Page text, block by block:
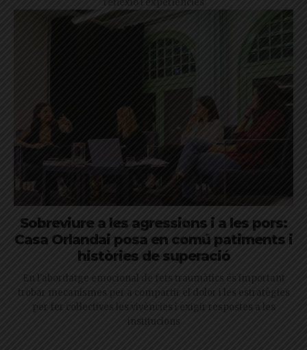
reflexió i experiències
Sobreviure a les agressions i a les pors:
Casa Orlandai posa en comú patiments i
històries de superació
En l'abordatge emocional de fets traumàtics és important
trobar mecanismes per a compartir el dolor i les estratègies
per fer col·lectives les vivències i exigir respostes a les
institucions